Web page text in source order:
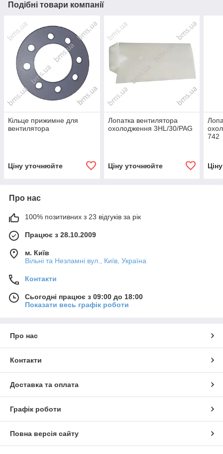
Подібні товари компанії
Кільце прижимне для
вентилятора
Ціну уточнюйте
Лопатка вентилятора
охолодження 3HL/30/PAG
Ціну уточнюйте
742
Про нас
100% позитивних з 23 відгуків за рік
Працює з 28.10.2009
м. Київ
Вільні та Незламні вул., Київ, Україна
Контакти
Сьогодні працює з 09:00 до 18:00
Показати весь графік роботи
Про нас
Контакти
Доставка та оплата
Графік роботи
Повна версія сайту